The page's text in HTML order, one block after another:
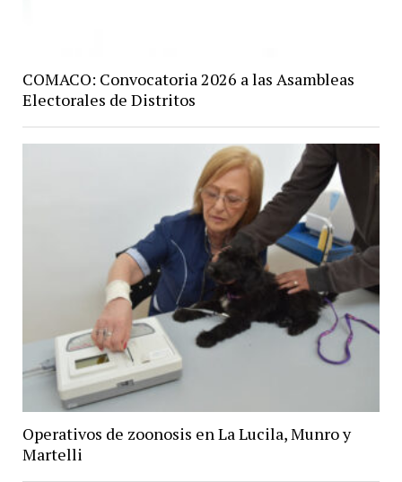
COMACO: Convocatoria 2026 a las Asambleas
Electorales de Distritos
Operativos de zoonosis en La Lucila, Munro y
Martelli